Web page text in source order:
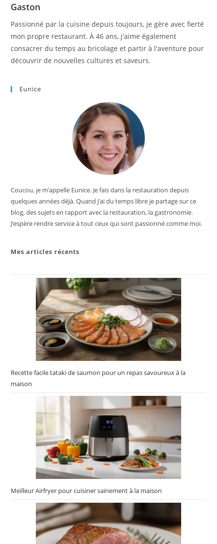
Gaston
Passionné par la cuisine depuis toujours, je gère avec fierté
mon propre restaurant. À 46 ans, j'aime également
consacrer du temps au bricolage et partir à l'aventure pour
découvrir de nouvelles cultures et saveurs.
Eunice
Coucou, je m’appelle Eunice. Je fais dans la restauration depuis
quelques années déjà. Quand j’ai du temps libre je partage sur ce
blog, des sujets en rapport avec la restauration, la gastronomie.
J’espère rendre service à tout ceux qui sont passionné comme moi.
Mes articles récents
Recette facile tataki de saumon pour un repas savoureux à la
maison
Meilleur Airfryer pour cuisiner sainement à la maison